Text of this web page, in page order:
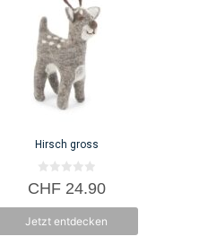
Hirsch gross
0
v
5
CHF24.90
Jetzt entdecken